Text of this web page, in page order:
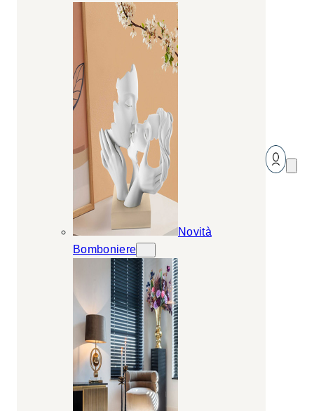
Novità
Bomboniere